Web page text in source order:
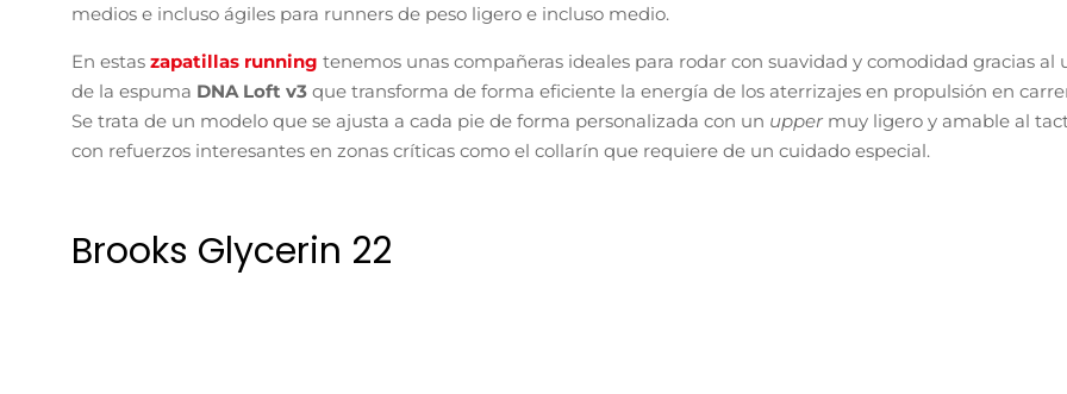
medios e incluso ágiles para runners de peso ligero e incluso medio.
En estas zapatillas running tenemos unas compañeras ideales para rodar con suavidad y comodidad gracias al
de la espuma DNA Loft v3 que transforma de forma eficiente la energía de los aterrizajes en propulsión en
Se trata de un modelo que se ajusta a cada pie de forma personalizada con un upper muy ligero y amable al
con refuerzos interesantes en zonas críticas como el collarín que requiere de un cuidado especial.
Brooks Glycerin 22